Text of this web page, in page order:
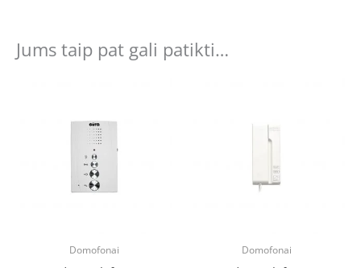
Jums taip pat gali patikti…
Domofonai
€36.06.
Domofonai